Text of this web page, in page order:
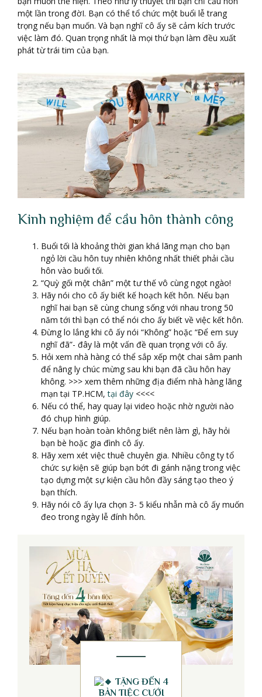
một lần trong đờI. Bạn có thể tổ chức một buổi lễ trang
trọng nếu bạn muốn. Và bạn nghĩ cô ấy sẽ cảm kích trước
việc làm đó. Quan trọng nhất là mọi thứ bạn làm đều xuất
phát từ trái tim của bạn.
Kinh nghiệm để cầu hôn thành công
Buổi tối là khoảng thời gian khá lãng mạn cho bạn
ngỏ lời cầu hôn tuy nhiên không nhất thiết phải cầu
hôn vào buổi tối.
“Quỳ gối một chân” một tư thế vô cùng ngọt ngào!
Hãy nói cho cô ấy biết kế hoạch kết hôn. Nếu bạn
nghĩ hai bạn sẽ cùng chung sống với nhau trong 50
năm tới thì bạn có thể nói cho ấy biết về việc kết hôn.
Đừng lo lắng khi cô ấy nói “Không” hoặc “Để em suy
nghĩ đã”- đây là một vấn đề quan trọng với cô ấy.
Hỏi xem nhà hàng có thể sắp xếp một chai sâm panh
để nâng ly chúc mừng sau khi bạn đã cầu hôn hay
không. >>> xem thêm những địa điểm nhà hàng lãng
mạn tại TP.HCM,tại đây <<<<
Nếu có thể, hay quay lại video hoặc nhờ người nào
đó chụp hình giúp.
Nếu bạn hoàn toàn không biết nên làm gì, hãy hỏi
bạn bè hoặc gia đình cô ấy.
Hãy xem xét việc thuê chuyên gia. Nhiều công ty tổ
chức sự kiện sẽ giúp bạn bớt đi gánh nặng trong việc
tạo dựng một sự kiện cầu hôn đầy sáng tạo theo ý
bạn thích.
Hãy nói cô ấy lựa chọn 3- 5 kiểu nhẫn mà cô ấy muốn
đeo trong ngày lễ đính hôn.
TẶNG ĐẾN 4
BÀN TIỆC CƯỚI